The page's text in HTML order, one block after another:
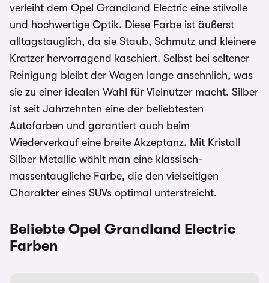
verleiht dem Opel Grandland Electric eine stilvolle
und hochwertige Optik. Diese Farbe ist äußerst
alltagstauglich, da sie Staub, Schmutz und kleinere
Kratzer hervorragend kaschiert. Selbst bei seltener
Reinigung bleibt der Wagen lange ansehnlich, was
sie zu einer idealen Wahl für Vielnutzer macht. Silber
ist seit Jahrzehnten eine der beliebtesten
Autofarben und garantiert auch beim
Wiederverkauf eine breite Akzeptanz. Mit Kristall
Silber Metallic wählt man eine klassisch-
massentaugliche Farbe, die den vielseitigen
Charakter eines SUVs optimal unterstreicht.
Beliebte Opel Grandland Electric
Farben